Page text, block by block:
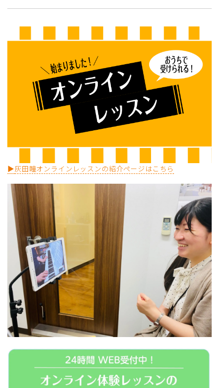
▶灰田瞳オンラインレッスンの紹介ページはこちら